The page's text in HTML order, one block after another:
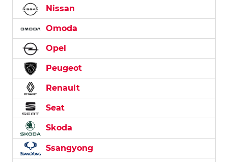
Nissan
Omoda
Opel
Peugeot
Renault
Seat
Skoda
Ssangyong